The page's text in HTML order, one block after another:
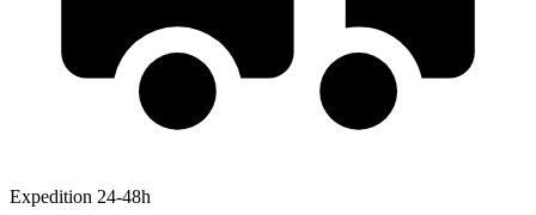
Expedition 24-48h